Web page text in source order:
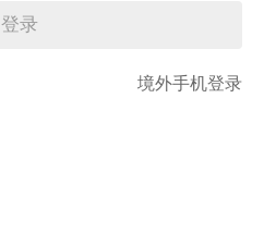
登录
境外手机登录